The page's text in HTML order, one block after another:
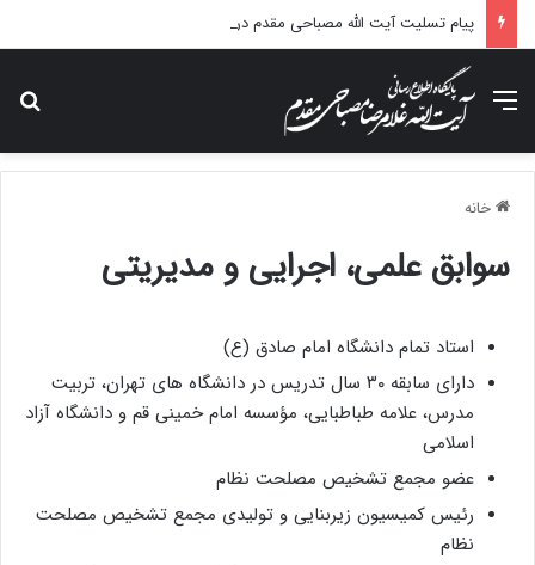
منو
خانه
سوابق علمی، اجرایی و مدیریتی
استاد تمام دانشگاه امام صادق (ع)
دارای سابقه ۳۰ سال تدریس در دانشگاه های تهران، تربیت
مدرس، علامه طباطبایی، مؤسسه امام خمینی قم و دانشگاه آزاد
اسلامی
عضو مجمع تشخیص مصلحت نظام
رئیس کمیسیون زیربنایی و تولیدی مجمع تشخیص مصلحت
نظام